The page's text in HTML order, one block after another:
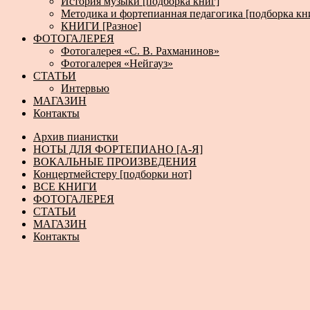
Методика и фортепианная педагогика [подборка
КНИГИ [Разное]
ФОТОГАЛЕРЕЯ
Фотогалерея «С. В. Рахманинов»
Фотогалерея «Нейгауз»
СТАТЬИ
Интервью
МАГАЗИН
Контакты
Архив пианистки
НОТЫ ДЛЯ ФОРТЕПИАНО [А-Я]
ВОКАЛЬНЫЕ ПРОИЗВЕДЕНИЯ
Концертмейстеру [подборки нот]
ВСЕ КНИГИ
ФОТОГАЛЕРЕЯ
СТАТЬИ
МАГАЗИН
Контакты